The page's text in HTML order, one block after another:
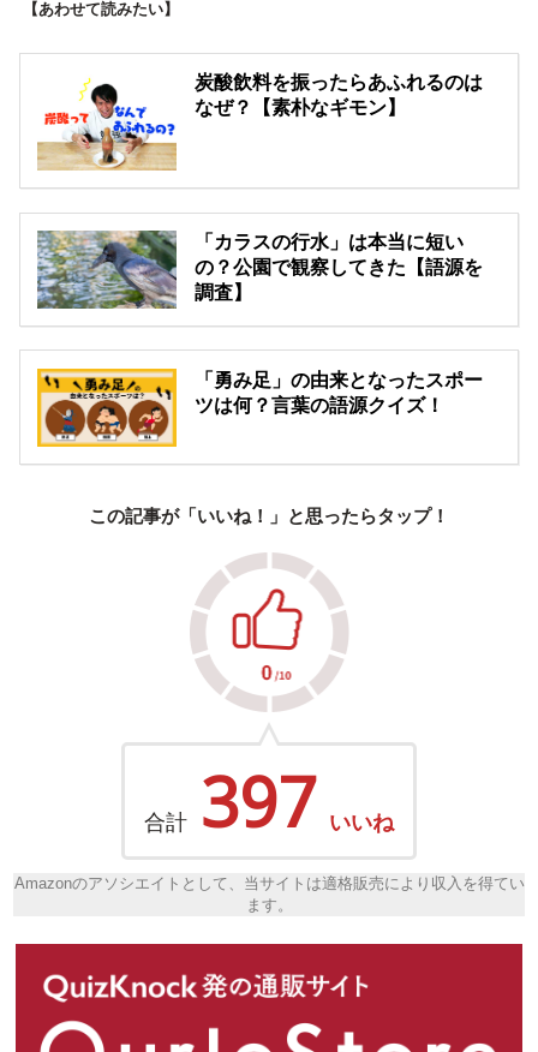
【あわせて読みたい】
炭酸飲料を振ったらあふれるのは
なぜ？【素朴なギモン】
「カラスの行水」は本当に短い
の？公園で観察してきた【語源を
調査】
「勇み足」の由来となったスポー
ツは何？言葉の語源クイズ！
この記事が「いいね！」と思ったらタップ！
合計 397 いいね
Amazonのアソシエイトとして、当サイトは適格販売により収入を得てい
ます。